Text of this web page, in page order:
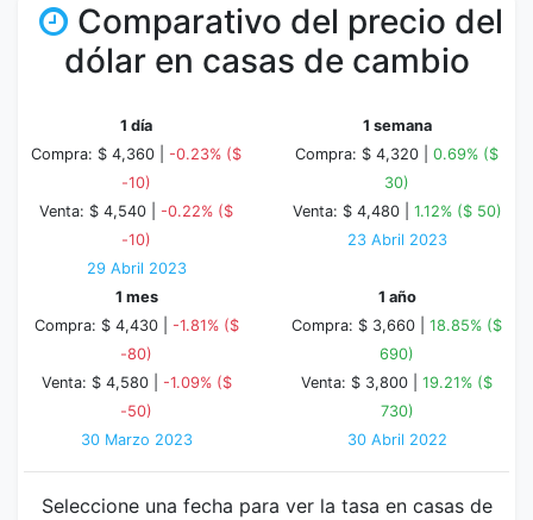
Comparativo del precio del
dólar en casas de cambio
1 día
Compra: $ 4,360 | -0.23% ($
-10)
Venta: $ 4,540 | -0.22% ($
-10)
29 Abril 2023
1 semana
Compra: $ 4,320 | 0.69% ($
30)
Venta: $ 4,480 | 1.12% ($ 50)
23 Abril 2023
1 mes
Compra: $ 4,430 | -1.81% ($
-80)
Venta: $ 4,580 | -1.09% ($
-50)
30 Marzo 2023
1 año
Compra: $ 3,660 | 18.85% ($
690)
Venta: $ 3,800 | 19.21% ($
730)
30 Abril 2022
Seleccione una fecha para ver la tasa en casas de